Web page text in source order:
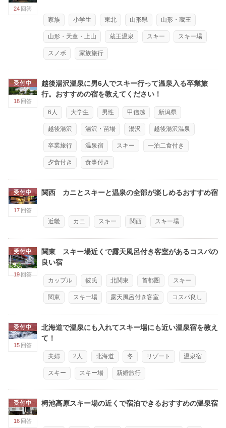
24 回答
家族 小学生 東北 山形県 山形・蔵王
山形・天童・上山 蔵王温泉 スキー スキー場
スノボ 家族旅行
受付中
18 回答
越後湯沢温泉に男6人でスキー行って温泉入る卒業旅
行。おすすめの宿を教えてください！
6人 大学生 男性 甲信越 新潟県
越後湯沢 湯沢・苗場 湯沢 越後湯沢温泉
卒業旅行 温泉宿 スキー 一泊二食付き
夕食付き 食事付き
受付中
17 回答
関西 カニとスキーと温泉の全部が楽しめるおすすめ宿
近畿 カニ スキー 関西 スキー場
受付中
19 回答
関東 スキー場近くで露天風呂付き客室があるコスパの
良い宿
カップル 彼氏 北関東 首都圏 スキー
関東 スキー場 露天風呂付き客室 コスパ良し
受付中
15 回答
北海道で温泉にも入れてスキー場にも近い温泉宿を教え
て！
夫婦 2人 北海道 冬 リゾート 温泉宿
スキー スキー場 新婚旅行
受付中
16 回答
栂池高原スキー場の近くで宿泊できるおすすめの温泉宿